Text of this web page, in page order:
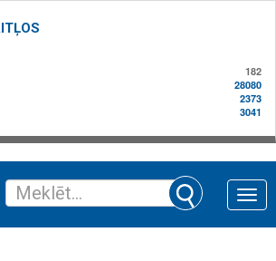
182
28080
2373
3041
Toggle